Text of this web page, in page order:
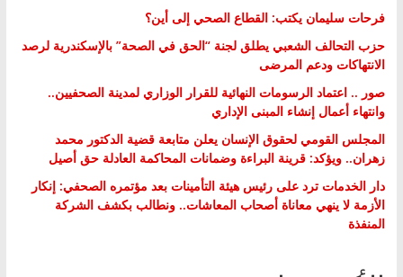
فرحات سليمان يكتب: القطاع الصحي إلى أين؟
حزب التحالف الشعبي يطلق لجنة “الحق في الصحة” بالإسكندرية لرصد
الانتهاكات ودعم المرضى
صور .. اعتماد الرسومات النهائية للقرار الوزاري لمدينة الصحفيين..
وانتهاء أعمال إنشاء المبنى الإداري
المجلس القومي لحقوق الإنسان يعلن متابعة قضية الدكتور محمد
زهران.. ويؤكد: قرينة البراءة وضمانات المحاكمة العادلة حق أصيل
دار الخدمات ترد على رئيس هيئة التأمينات بعد مؤتمره الصحفي: إنكار
الأزمة لا ينهي معاناة أصحاب المعاشات.. ونطالب بكشف الشركة
المنفذة